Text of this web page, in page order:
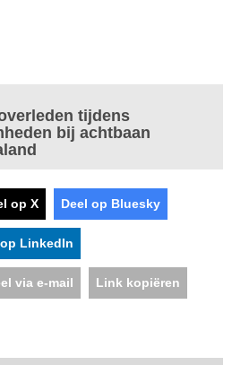
tijdens
bij achtbaan
op X Deel op Bluesky
LinkedIn
via e-mail Link kopiëren